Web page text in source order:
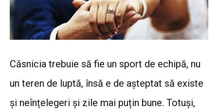
Căsnicia trebuie să fie un sport de echipă, nu
un teren de luptă, însă e de așteptat să existe
și neînțelegeri și zile mai puțin bune. Totuși,